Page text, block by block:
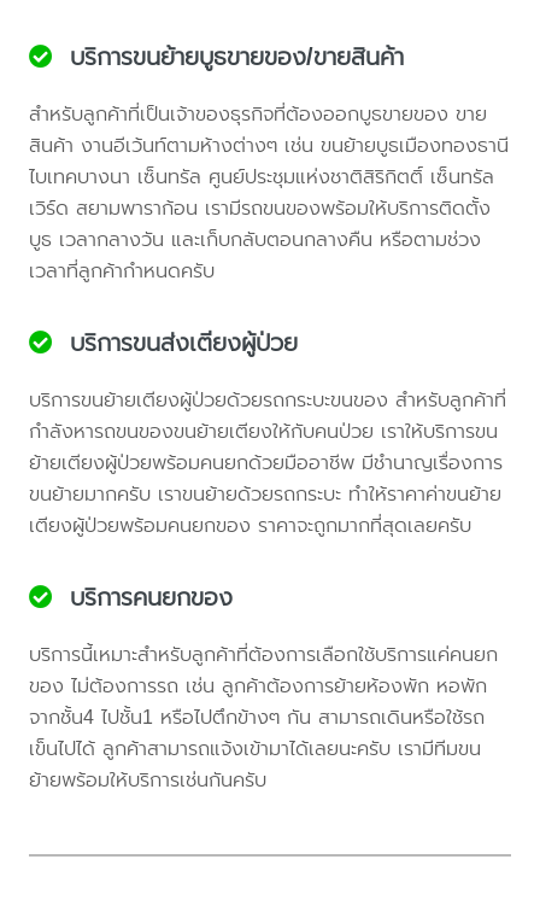
บริการขนย้ายบูธขายของ/ขายสินค้า
สำหรับลูกค้าที่เป็นเจ้าของธุรกิจที่ต้องออกบูธขายของ ขาย
สินค้า งานอีเว้นท์ตามห้างต่างๆ เช่น ขนย้ายบูธเมืองทองธานี
ไบเทคบางนา เซ็นทรัล ศูนย์ประชุมแห่งชาติสิริกิตติ์ เซ็นทรัล
เวิร์ด สยามพาราก้อน เรามีรถขนของพร้อมให้บริการติดตั้ง
บูธ เวลากลางวัน และเก็บกลับตอนกลางคืน หรือตามช่วง
เวลาที่ลูกค้ากำหนดครับ
บริการขนส่งเตียงผู้ป่วย
บริการขนย้ายเตียงผู้ป่วยด้วยรถกระบะขนของ สำหรับลูกค้าที่
กำลังหารถขนของขนย้ายเตียงให้กับคนป่วย เราให้บริการขน
ย้ายเตียงผู้ป่วยพร้อมคนยกด้วยมืออาชีพ มีชำนาญเรื่องการ
ขนย้ายมากครับ เราขนย้ายด้วยรถกระบะ ทำให้ราคาค่าขนย้าย
เตียงผู้ป่วยพร้อมคนยกของ ราคาจะถูกมากที่สุดเลยครับ
บริการคนยกของ
บริการนี้เหมาะสำหรับลูกค้าที่ต้องการเลือกใช้บริการแค่คนยก
ของ ไม่ต้องการรถ เช่น ลูกค้าต้องการย้ายห้องพัก หอพัก
จากชั้น4 ไปชั้น1 หรือไปตึกข้างๆ กัน สามารถเดินหรือใช้รถ
เข็นไปได้ ลูกค้าสามารถแจ้งเข้ามาได้เลยนะครับ เรามีทีมขน
ย้ายพร้อมให้บริการเช่นกันครับ